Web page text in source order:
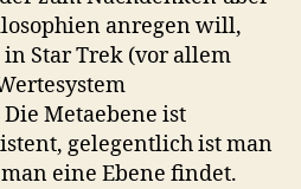
anregen will,
Star Trek (vor allem
Metaebene ist
gelegentlich ist man
eine Ebene findet.